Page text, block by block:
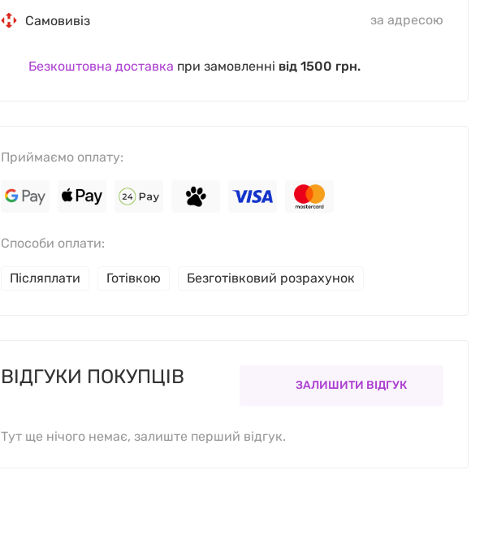
Самовивіз за адресою
Безкоштовна доставка при замовленні від 1500 грн.
Приймаємо оплату:
Способи оплати:
Післяплати Готівкою Безготівковий розрахунок
ВІДГУКИ ПОКУПЦІВ ЗАЛИШИТИ ВІДГУК
Тут ще нічого немає, залиште перший відгук.